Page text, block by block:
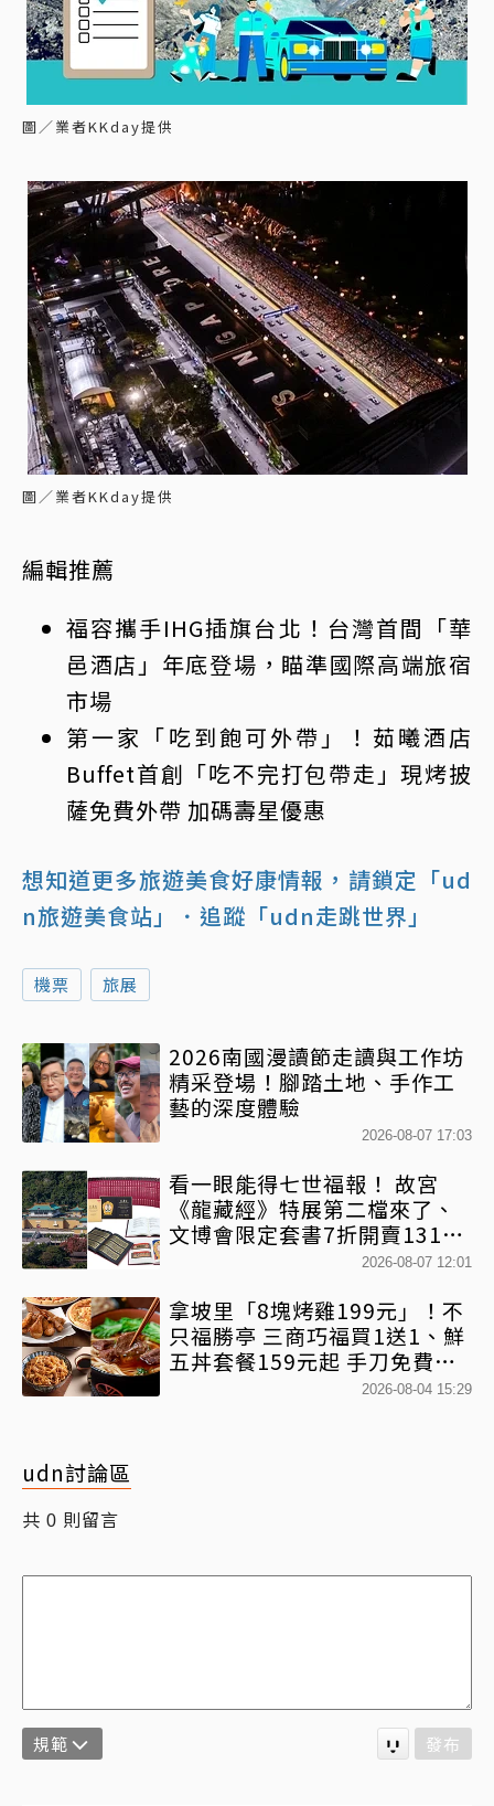
圖／業者KKday提供
圖／業者KKday提供
編輯推薦
福容攜手IHG插旗台北！台灣首間「華
邑酒店」年底登場，瞄準國際高端旅宿
市場
第一家「吃到飽可外帶」！茹曦酒店
Buffet首創「吃不完打包帶走」現烤披
薩免費外帶 加碼壽星優惠
想知道更多旅遊美食好康情報，請鎖定「ud
n旅遊美食站」
．追蹤「udn走跳世界」
機票 旅展
2026南國漫讀節走讀與工作坊
精采登場！腳踏土地、手作工
藝的深度體驗
2026-08-07 17:03
看一眼能得七世福報！ 故宮
《龍藏經》特展第二檔來了、
文博會限定套書7折開賣131萬
網驚：貧窮限制想像2026-08-07 12:01
拿坡里「8塊烤雞199元」！不
只福勝亭 三商巧福買1送1、鮮
五丼套餐159元起 手刀免費領
2026-08-04 15:29
udn討論區
共 0 則留言
規範 發布